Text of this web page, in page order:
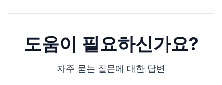
도움이 필요하신가요?
자주 묻는 질문에 대한 답변